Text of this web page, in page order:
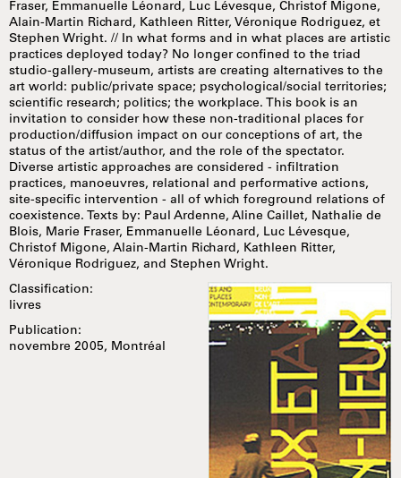
Fraser, Emmanuelle Léonard, Luc Lévesque, Christof Migone,
Alain-Martin Richard, Kathleen Ritter, Véronique Rodriguez, et
Stephen Wright. // In what forms and in what places are artistic
practices deployed today? No longer confined to the triad
studio-gallery-museum, artists are creating alternatives to the
art world: public/private space; psychological/social territories;
scientific research; politics; the workplace. This book is an
invitation to consider how these non-traditional places for
production/diffusion impact on our conceptions of art, the
status of the artist/author, and the role of the spectator.
Diverse artistic approaches are considered - infiltration
practices, manoeuvres, relational and performative actions,
site-specific intervention - all of which foreground relations of
coexistence. Texts by: Paul Ardenne, Aline Caillet, Nathalie de
Blois, Marie Fraser, Emmanuelle Léonard, Luc Lévesque,
Christof Migone, Alain-Martin Richard, Kathleen Ritter,
Véronique Rodriguez, and Stephen Wright.
Classification:
livres
Publication:
novembre 2005, Montréal